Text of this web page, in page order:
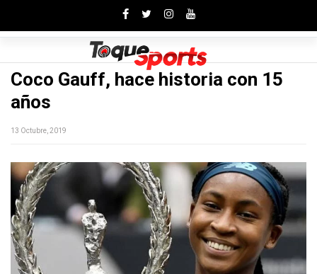
Coco Gauff, hace historia con 15
años
13 Octubre, 2019